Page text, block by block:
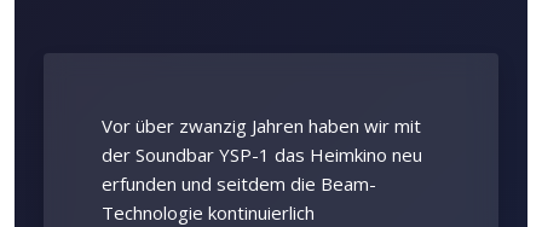
Vor über zwanzig Jahren haben wir mit
der Soundbar YSP-1 das Heimkino neu
erfunden und seitdem die Beam-
Technologie kontinuierlich